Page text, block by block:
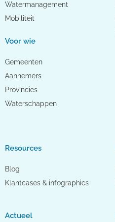
Watermanagement
Mobiliteit
Voor wie
Gemeenten
Aannemers
Provincies
Waterschappen
Resources
Blog
Klantcases & infographics
Actueel